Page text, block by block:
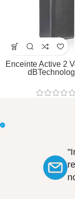
Enceinte Active 2